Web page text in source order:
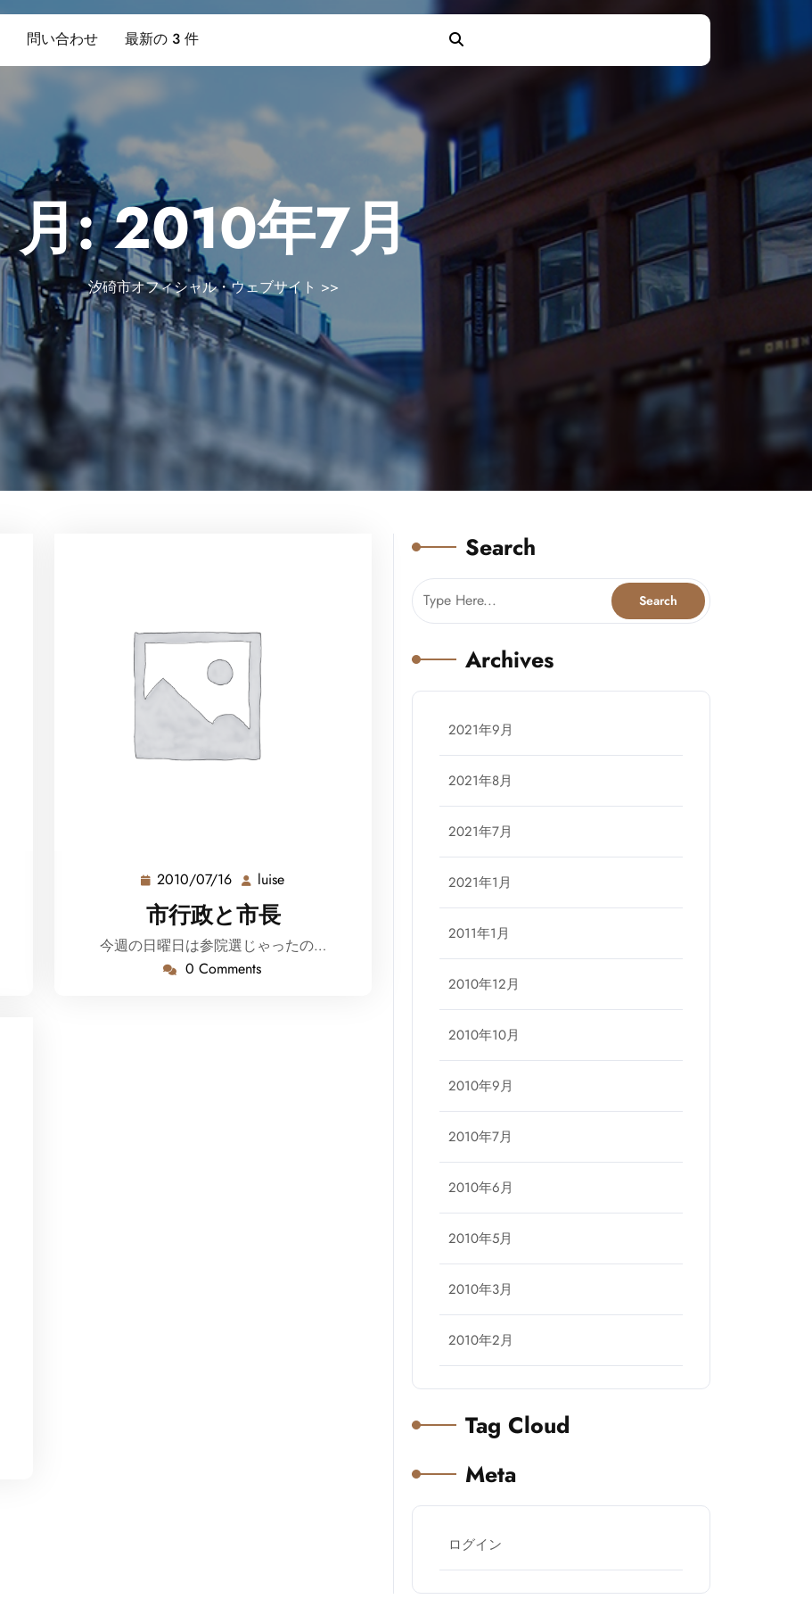
問い合わせ 最新の 3 件
月:2010年7月
汐碕市オフィシャル・ウェブサイト >>
2010/07/16 2010/07/16
luise
市行政と市長
今週の日曜日は参院選じゃったの…
0 Comments
Search
Archives
2021年9月
2021年8月
2021年7月
2021年1月
2011年1月
2010年12月
2010年10月
2010年9月
2010年7月
2010年6月
2010年5月
2010年3月
2010年2月
Tag Cloud
Meta
ログイン